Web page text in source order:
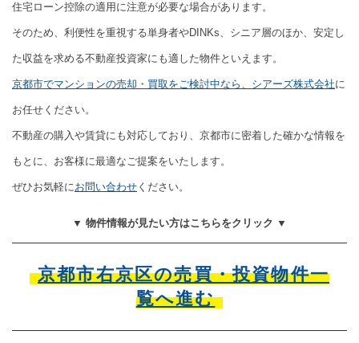
住宅ローン控除の適用に注意が必要な場合があります。
そのため、利便性を重視する単身者やDINKs、シニア層のほか、安定し
た収益を求める不動産投資家にも適した物件といえます。
京都市でマンションの売却・買取をご検討中なら、シアーズ株式会社に
お任せください。
不動産の購入や賃貸にも対応しており、京都市に密着した確かな情報を
もとに、お客様に最適なご提案をいたします。
ぜひお気軽にお問い合わせ ください。
▼ 物件情報が見たい方はこちらをクリック ▼
京都市右京区の売買・投資物件一
覧へ進む